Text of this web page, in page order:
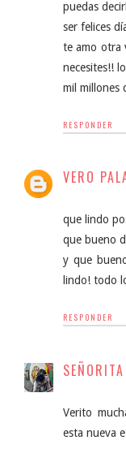
puedas
ser felices
te amo otra
necesites!!
mil millones
RESPONDER
VERO
que lindo
que bueno
y que
lindo! todo
RESPONDER
Verito
esta nueva